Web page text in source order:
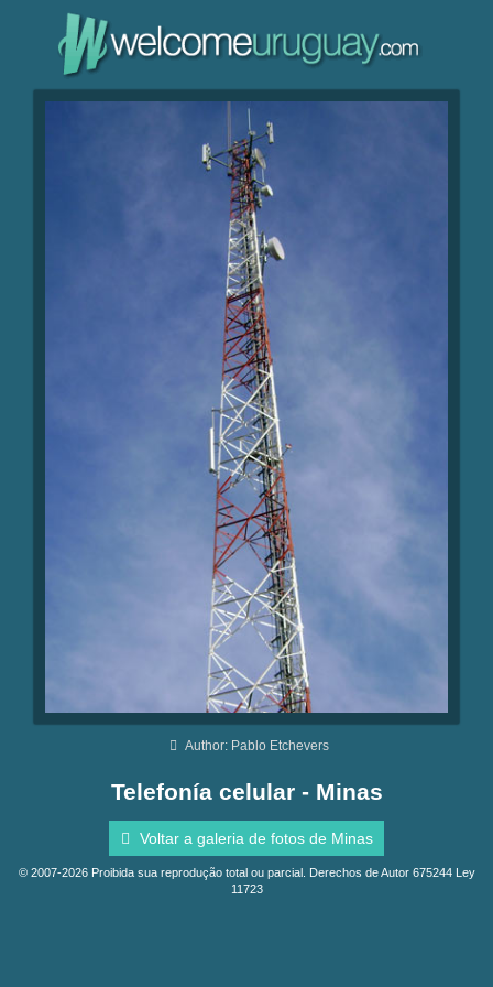
Author: Pablo Etchevers
Telefonía celular - Minas
Voltar a galeria de fotos de Minas
© 2007-2026 Proibida sua reprodução total ou parcial. Derechos de Autor 675244 Ley
11723